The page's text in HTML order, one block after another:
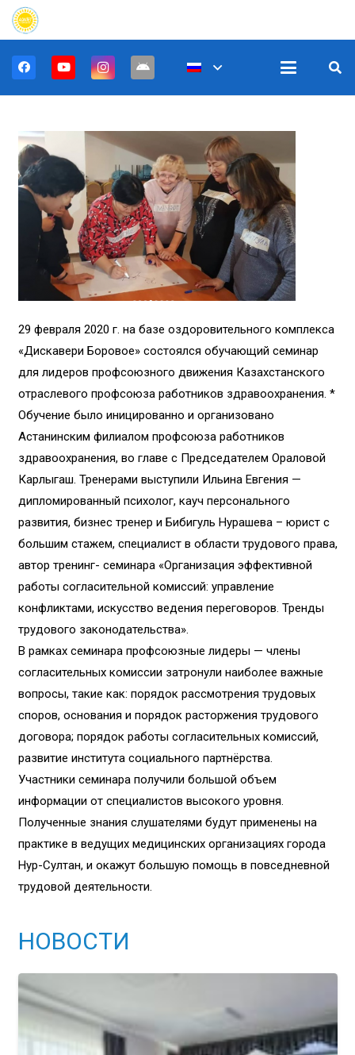
29 февраля 2020 г. на базе оздоровительного комплекса
«Дискавери Боровое» состоялся обучающий семинар
для лидеров профсоюзного движения Казахстанского
отраслевого профсоюза работников здравоохранения. *
Обучение было иницированно и организовано
Астанинским филиалом профсоюза работников
здравоохранения, во главе с Председателем Ораловой
Карлыгаш. Тренерами выступили Ильина Евгения —
дипломированный психолог, кауч персонального
развития, бизнес тренер и Бибигуль Нурашева – юрист с
большим стажем, специалист в области трудового права,
автор тренинг- семинара «Организация эффективной
работы согласительной комиссий: управление
конфликтами, искусство ведения переговоров. Тренды
трудового законодательства».
В рамках семинара профсоюзные лидеры — члены
согласительных комиссии затронули наиболее важные
вопросы, такие как: порядок рассмотрения трудовых
споров, основания и порядок расторжения трудового
договора; порядок работы согласительных комиссий,
развитие института социального партнёрства.
Участники семинара получили большой объем
информации от специалистов высокого уровня.
Полученные знания слушателями будут применены на
практике в ведущих медицинских организациях города
Нур-Султан, и окажут большую помощь в повседневной
трудовой деятельности.
НОВОСТИ